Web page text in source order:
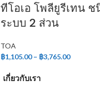
ทีโอเอ โพลียูรีเทน ช
ระบบ 2 ส่วน
TOA
฿1,105.00 – ฿3,765.00
เกี่ยวกับเรา